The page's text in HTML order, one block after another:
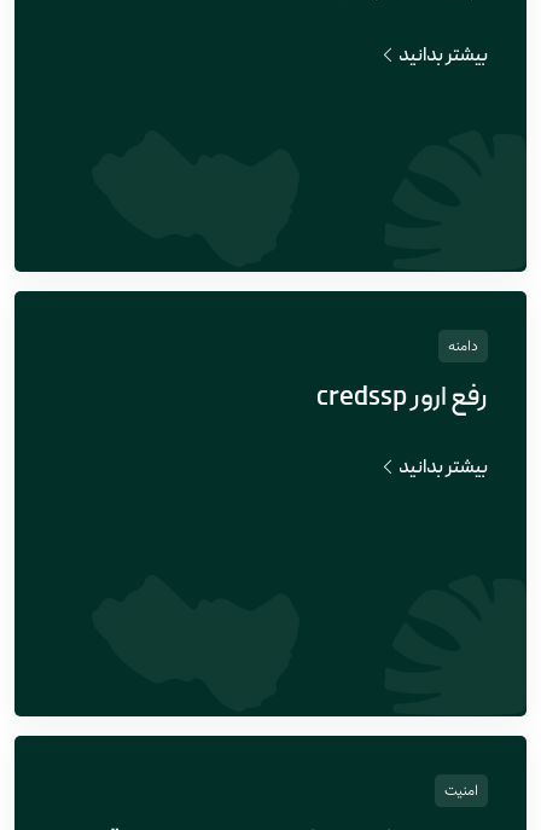
بیشتر بدانید
دامنه
رفع ارور credssp
بیشتر بدانید
امنیت